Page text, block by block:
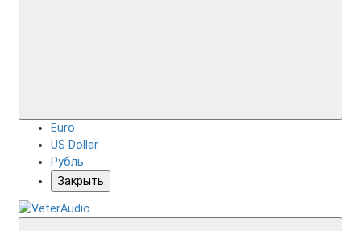
Euro
US Dollar
Рубль
Закрыть